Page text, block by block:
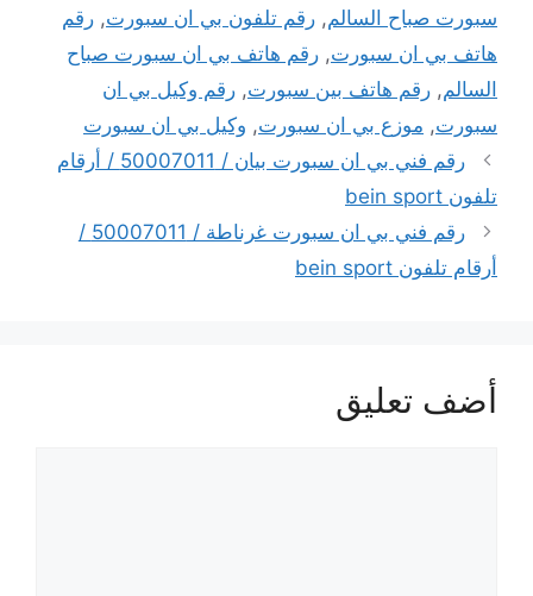
سبورت صباح السالم, رقم تلفون بي ان سبورت, رقم
هاتف بي ان سبورت, رقم هاتف بي ان سبورت صباح
السالم, رقم هاتف بين سبورت, رقم وكيل بي ان
سبورت, موزع بي ان سبورت, وكيل بي ان سبورت
رقم فني بي ان سبورت بيان / 50007011 / أرقام
تلفون bein sport
رقم فني بي ان سبورت غرناطة / 50007011 /
أرقام تلفون bein sport
أضف تعليق